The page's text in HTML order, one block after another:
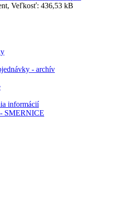
Veľkosť: 436,53 kB
- archív
informácií
SMERNICE